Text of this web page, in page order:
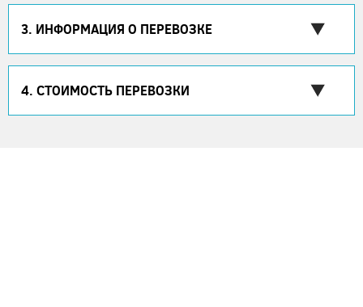
3. ИНФОРМАЦИЯ О ПЕРЕВОЗКЕ
4. СТОИМОСТЬ ПЕРЕВОЗКИ